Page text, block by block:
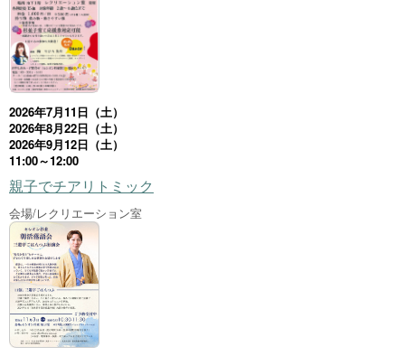
2026年7月11日（土）
2026年8月22日（土）
2026年9月12日（土）
11:00～12:00
親子でチアリトミック
会場/レクリエーション室